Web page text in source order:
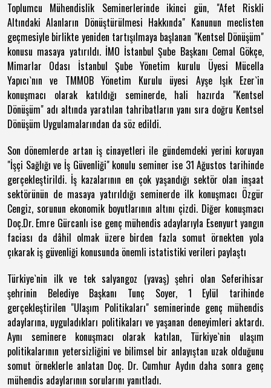
Toplumcu Mühendislik Seminerlerinde ikinci gün, "Afet Riskli
Altındaki Alanların Dönüştürülmesi Hakkında" Kanunun meclisten
geçmesiyle birlikte yeniden tartışılmaya başlanan "Kentsel Dönüşüm"
konusu masaya yatırıldı. İMO İstanbul Şube Başkanı Cemal Gökçe,
Mimarlar Odası İstanbul Şube Yönetim kurulu Üyesi Mücella
Yapıcı`nın ve TMMOB Yönetim Kurulu üyesi Ayşe Işık Ezer`in
konuşmacı olarak katıldığı seminerde, hali hazırda "Kentsel
Dönüşüm" adı altında yaratılan tahribatların yanı sıra doğru Kentsel
Dönüşüm Uygulamalarından da söz edildi.
Son dönemlerde artan iş cinayetleri ile gündemdeki yerini koruyan
"İşçi Sağlığı ve İş Güvenliği" konulu seminer ise 31 Ağustos tarihinde
gerçekleştirildi. İş kazalarının en çok yaşandığı sektör olan inşaat
sektörünün de masaya yatırıldığı seminerde ilk konuşmacı Özgür
Cengiz, sorunun ekonomik boyutlarının altını çizdi. Diğer konuşmacı
Doç.Dr. Emre Gürcanlı ise genç mühendis adaylarıyla Esenyurt yangın
faciası da dâhil olmak üzere birden fazla somut örnekten yola
çıkarak iş güvenliği konusunda önemli istatistiki verileri paylaştı
Türkiye`nin ilk ve tek salyangoz (yavaş) şehri olan Seferihisar
şehrinin Belediye Başkanı Tunç Soyer, 1 Eylül tarihinde
gerçekleştirilen "Ulaşım Politikaları" seminerinde genç mühendis
adaylarına, uyguladıkları politikaları ve yaşanan deneyimleri aktardı.
Aynı seminere konuşmacı olarak katılan, Türkiye`nin ulaşım
politikalarının yetersizliğini ve bilimsel bir anlayıştan uzak olduğunu
somut örneklerle anlatan Doç. Dr. Cumhur Aydın daha sonra genç
mühendis adaylarının sorularını yanıtladı.